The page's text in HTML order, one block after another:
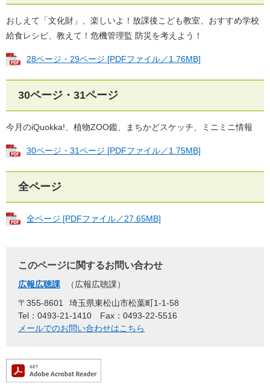
おしえて「文化財」、楽しいよ！放課後こども教室、おすすめ学校
給食レシピ、教えて！危機管理監 防災を考えよう！
28ページ・29ページ [PDFファイル／1.76MB]
30ページ・31ページ
今月のiQuokka!、植物ZOO鑑、まちかどスケッチ、ミニミニ情報
30ページ・31ページ [PDFファイル／1.75MB]
全ページ
全ページ [PDFファイル／27.65MB]
このページに関するお問い合わせ
広報広聴課
広報広聴課
〒355-8601
埼玉県東松山市松葉町1-1-58
Tel：0493-21-1410
Fax：0493-22-5516
メールでのお問い合わせはこちら